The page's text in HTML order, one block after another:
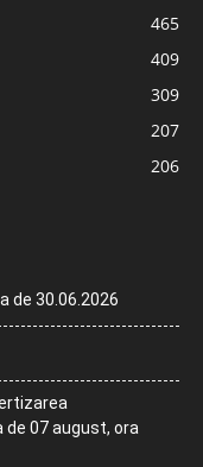
465
409
309
207
206
de 30.06.2026
07 august, ora